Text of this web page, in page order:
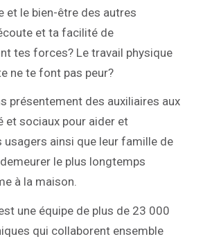
et le bien-être des autres
et ta facilité de
tes forces? Le travail physique
ne te font pas peur?
présentement des auxiliaires aux
et sociaux pour aider et
usagers ainsi que leur famille de
le plus longtemps
à la maison.
une équipe de plus de 23 000
qui collaborent ensemble